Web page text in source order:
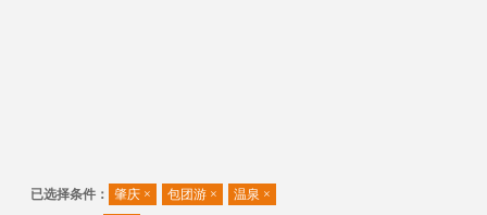
已选择条件： 肇庆 × 包团游 × 温泉 ×